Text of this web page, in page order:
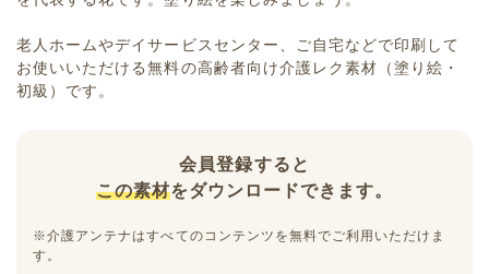
老人ホームやデイサービスセンター、ご自宅などで印刷して
お使いいただける無料の高齢者向け介護レク素材（塗り絵・
初級）です。
会員登録すると
この素材をダウンロードできます。
※介護アンテナはすべてのコンテンツを無料でご利用いただけま
す。